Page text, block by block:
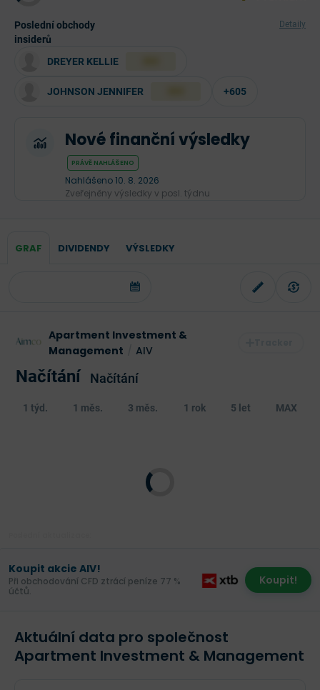
Poslední obchody
insiderů
Detaily
DREYER KELLIE
JOHNSON JENNIFER +605
Nové finanční výsledky
PRÁVĚ NAHLÁŠENO
Nahlášeno 10. 8. 2026
Zveřejněny výsledky v posl. týdnu
GRAF DIVIDENDY VÝSLEDKY
Apartment Investment &
Management
AIV
Načítání Načítání
1 týd. 1 měs. 3 měs. 1 rok 5 let MAX
Koupit akcie AIV!
Při obchodování CFD ztrácí peníze 77 %
účtů.
Koupit!
Aktuální data pro společnost
Apartment Investment & Management